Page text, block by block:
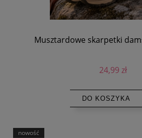
Musztardowe skarpetki
24,99 zł
DO KOSZYKA
nowość